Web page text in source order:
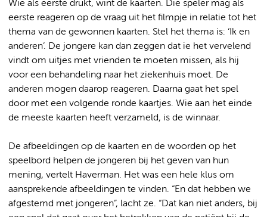
Wie als eerste drukt, wint de kaarten. Die speler mag als
eerste reageren op de vraag uit het filmpje in relatie tot het
thema van de gewonnen kaarten. Stel het thema is: ‘Ik en
anderen’. De jongere kan dan zeggen dat ie het vervelend
vindt om uitjes met vrienden te moeten missen, als hij
voor een behandeling naar het ziekenhuis moet. De
anderen mogen daarop reageren. Daarna gaat het spel
door met een volgende ronde kaartjes. Wie aan het einde
de meeste kaarten heeft verzameld, is de winnaar.
De afbeeldingen op de kaarten en de woorden op het
speelbord helpen de jongeren bij het geven van hun
mening, vertelt Haverman. Het was een hele klus om
aansprekende afbeeldingen te vinden. “En dat hebben we
afgestemd met jongeren”, lacht ze. “Dat kan niet anders, bij